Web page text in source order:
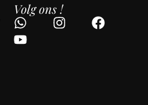
Volg ons !